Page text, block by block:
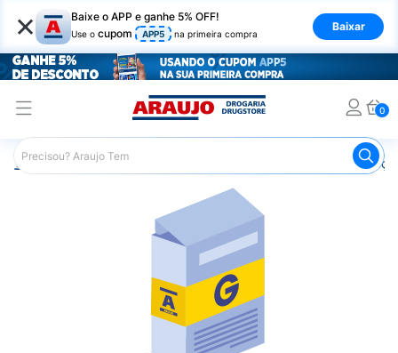
× Baixe o APP e ganhe 5% OFF!
Use o cupom APP5 na primeira compra
Baixar
0
Araujo Medicamentos Remédios para Alergias e